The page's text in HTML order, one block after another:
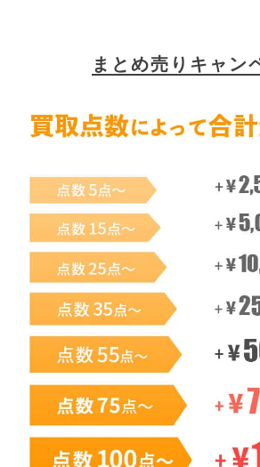
まとめ売りキャン